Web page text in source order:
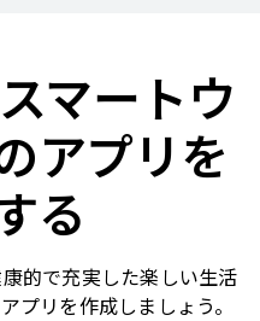
マートウ
アプリを
る
的で充実した楽しい生活
プリを作成しましょう。